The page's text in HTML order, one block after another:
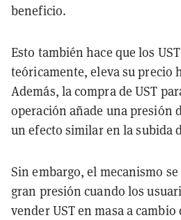
beneficio.
Esto también hace que los
teóricamente, eleva su precio
Además, la compra de UST
operación añade una presión
un efecto similar en la subida
Sin embargo, el mecanismo
gran presión cuando los
vender UST en masa a